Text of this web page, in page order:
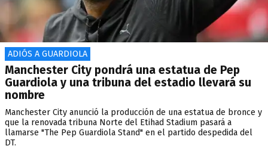
ADIÓS A GUARDIOLA
Manchester City pondrá una estatua de Pep
Guardiola y una tribuna del estadio llevará su
nombre
Manchester City anunció la producción de una estatua de bronce y
que la renovada tribuna Norte del Etihad Stadium pasará a
llamarse "The Pep Guardiola Stand" en el partido despedida del
DT.